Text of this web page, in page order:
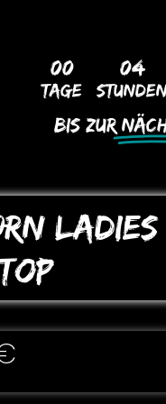
00
Tage
04
Bis Zur